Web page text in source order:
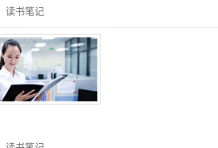
读书笔记